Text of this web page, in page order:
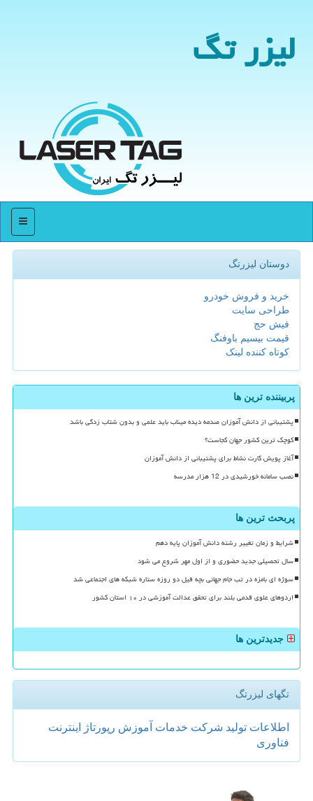
لیزر تگ
منو
دوستان لیزرتگ
خرید و فروش خودرو
طراحی سایت
فیش حج
قیمت بیسیم باوفنگ
کوتاه کننده لینک
پربیننده ترین ها
پشتیبانی از دانش آموزان صدمه دیده میناب باید علمی و بدون شتاب زدگی باشد
کوچک ترین کشور جهان کجاست؟
آغاز پویش کارت نشاط برای پشتیبانی از دانش آموزان
نصب سامانه خورشیدی در 12 هزار مدرسه
پربحث ترین ها
شرایط و زمان تغییر رشته دانش آموزان پایه دهم
سال تحصیلی جدید حضوری و از اول مهر شروع می شود
سوژه ای بامزه در تب جام جهانی بچه فیل دو روزه ستاره شبکه های اجتماعی شد
اردوهای علوی قدمی بلند برای تحقق عدالت آموزشی در ۱۰ استان کشور
جدیدترین ها
تگهای لیزرتگ
اطلاعات تولید شركت خدمات آموزش رپورتاژ
اینترنت
فناوری